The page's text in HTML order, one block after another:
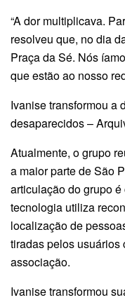
“A dor multiplicava.
resolveu que, no dia
Praça da Sé. Nós
que estão ao nosso
Ivanise transformou a
desaparecidos –
Atualmente, o grupo
a maior parte de São
articulação do grupo
tecnologia utiliza
localização de
tiradas pelos usuários
associação.
Ivanise transformou